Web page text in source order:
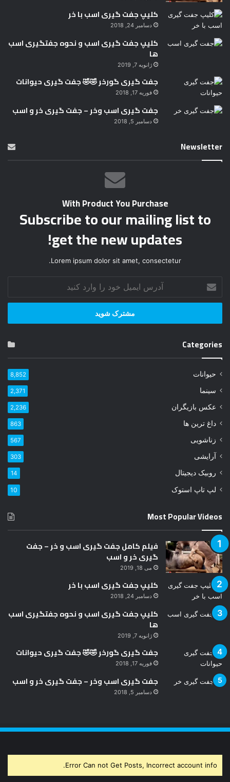
کلیپ جفت گیری اسب با خر
دسامبر 24, 2018
کلیپ جفت گیری اسب و نحوه جفتگیری اسب
ها
ژانویه 7, 2019
جفت گیری گورخر 🤣🤣 جفت گیری حیوانات
فوریه 17, 2018
جفت گیری اسب وخر – جفت گیری خر و اسب
دسامبر 5, 2018
Newsletter
With Product You Purchase
Subscribe to our mailing list to
get the new updates!
Lorem ipsum dolor sit amet, consectetur.
ر
ا
م
ی
خ
و
ر
ا
ا
ر
ک
ن
Categories
حیوانات 8,852
سینما 2,371
عکس بازیگران 2,236
داغ ترین ها 863
زناشویی 567
آرایشی 303
روبیک دیجیتال 14
لپ تاپ استوک 10
Most Popular Videos
فیلم کامل جفت گیری اسب و خر – جفت
گیری خر و اسب
می 18, 2019
کلیپ جفت گیری اسب با خر
دسامبر 24, 2018
کلیپ جفت گیری اسب و نحوه جفتگیری اسب
ها
ژانویه 7, 2019
جفت گیری گورخر 🤣🤣 جفت گیری حیوانات
فوریه 17, 2018
جفت گیری اسب وخر – جفت گیری خر و اسب
دسامبر 5, 2018
Error Can not Get Posts, Incorrect account info.